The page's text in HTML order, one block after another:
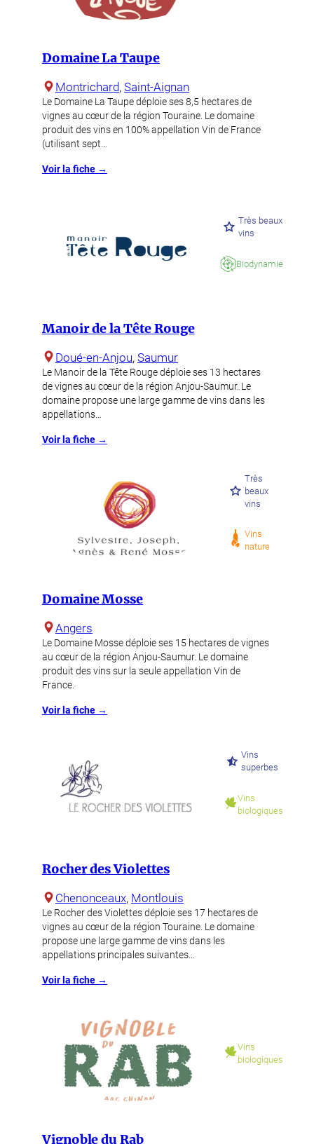
Domaine La Taupe
Montrichard, Saint-Aignan
Le Domaine La Taupe déploie ses 8,5 hectares de
vignes au cœur de la région Touraine. Le domaine
produit des vins en 100% appellation Vin de France
(utilisant sept…
Voir la fiche →
Très beaux
vins
Biodynamie
Manoir de la Tête Rouge
Doué-en-Anjou, Saumur
Le Manoir de la Tête Rouge déploie ses 13 hectares
de vignes au cœur de la région Anjou-Saumur. Le
domaine propose une large gamme de vins dans les
appellations…
Voir la fiche →
Très
beaux
vins
Vins
nature
Domaine Mosse
Angers
Le Domaine Mosse déploie ses 15 hectares de vignes
au cœur de la région Anjou-Saumur. Le domaine
produit des vins sur la seule appellation Vin de
France.
Voir la fiche →
Vins
superbes
Vins
biologiques
Rocher des Violettes
Chenonceaux, Montlouis
Le Rocher des Violettes déploie ses 17 hectares de
vignes au cœur de la région Touraine. Le domaine
propose une large gamme de vins dans les
appellations principales suivantes…
Voir la fiche →
Vins
biologiques
Vignoble du Rab